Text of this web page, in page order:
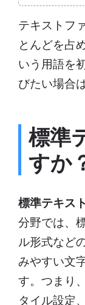
テキストフ
とんどを占
いう用語を
びたい場合
標準
すか
標準テキス
分野では、
ル形式など
みやすい文
す。つまり
タイル設定